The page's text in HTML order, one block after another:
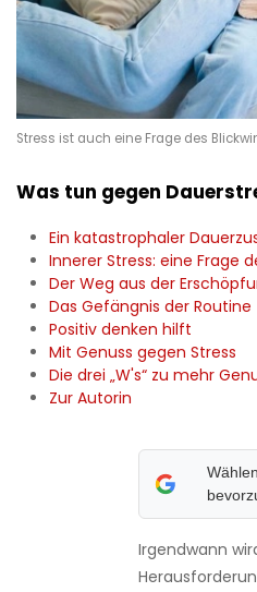
Stress ist auch eine Frage des
Was tun gegen
Ein katastrophaler
Innerer Stress: eine Frage
Der Weg aus der
Das Gefängnis der Routine
Positiv denken hilft
Mit Genuss gegen Stress
Die drei „W's“ zu mehr
Zur Autorin
Irgendwann